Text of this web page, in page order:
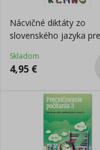
Nácvičné diktáty zo
slovenského jazyka
Skladom
4,95 €